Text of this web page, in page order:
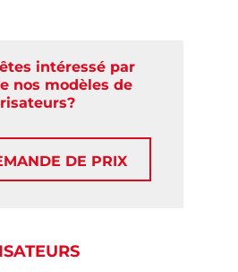
intéressé par
nos modèles de
DE PRIX